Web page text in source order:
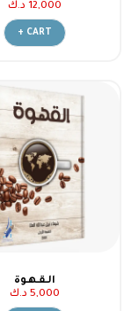
12,000 د.ك
+ CART
الـقـهـوة
5,000 د.ك